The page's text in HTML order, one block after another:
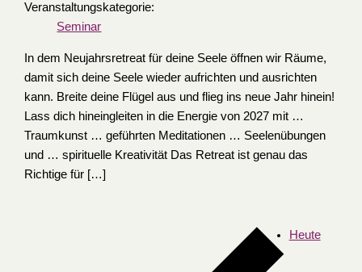
Veranstaltungskategorie:
Seminar
In dem Neujahrsretreat für deine Seele öffnen wir Räume,
damit sich deine Seele wieder aufrichten und ausrichten
kann. Breite deine Flügel aus und flieg ins neue Jahr hinein!
Lass dich hineingleiten in die Energie von 2027 mit …
Traumkunst … geführten Meditationen … Seelenübungen
und … spirituelle Kreativität Das Retreat ist genau das
Richtige für […]
Heute